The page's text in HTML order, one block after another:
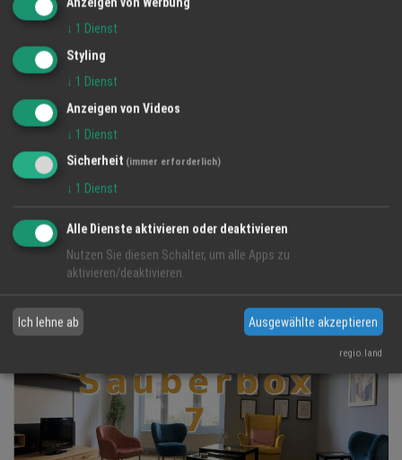
Bach Akustik
↓ 1 Dienst
Styling
↓ 1 Dienst
Anzeigen von Videos
↓ 1 Dienst
Sicherheit (immer erforderlich)
↓ 1 Dienst
Alle Dienste aktivieren oder deaktivieren
Nutzen Sie diesen Schalter, um alle Apps zu
aktivieren/deaktivieren.
Ich lehne ab Ausgewählte akzeptieren
regio.land